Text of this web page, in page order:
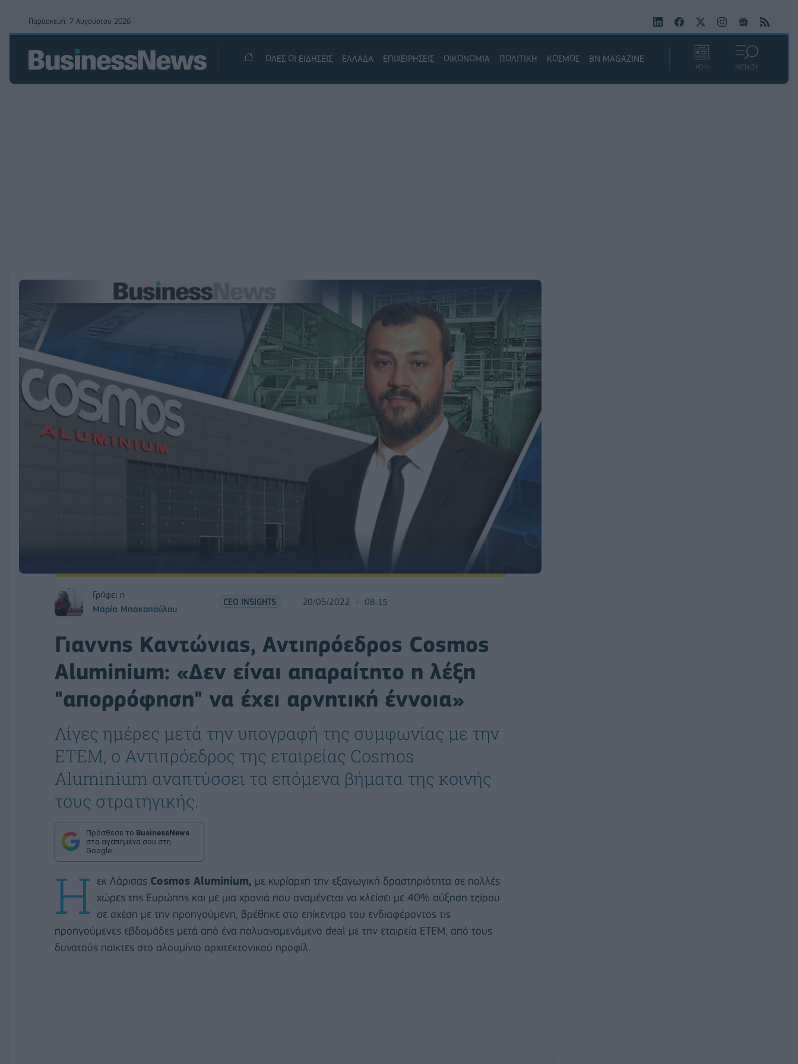
Παρασκευή, 7 Αυγούστου 2026
ΟΛΕΣ ΟΙ ΕΙΔΗΣΕΙΣ ΕΛΛΑΔΑ ΕΠΙΧΕΙΡΗΣΕΙΣ ΟΙΚΟΝΟΜΙΑ ΠΟΛΙΤΙΚΗ ΚΟΣΜΟΣ BN MAGAZINE
ΡΟΗ ΜΕΝΟΥ
Γράφει η
Μαρία Μπακοπούλου
CEO INSIGHTS 20/05/2022 08:15
Γιαννης Καντώνιας, Αντιπρόεδρος Cosmos
Aluminium: «Δεν είναι απαραίτητο η λέξη
"απορρόφηση" να έχει αρνητική έννοια»
Λίγες ημέρες μετά την υπογραφή της συμφωνίας με την
ETEM, ο Αντιπρόεδρος της εταιρείας Cosmos
Aluminium αναπτύσσει τα επόμενα βήματα της κοινής
τους στρατηγικής.
Πρόσθεσε το BusinessNews
στα αγαπημένα σου στη
Google
Η εκ Λάρισας Cosmos Aluminium, με κυρίαρχη την εξαγωγική δραστηριότητα σε πολλές
χώρες της Ευρώπης και με μια χρονιά που αναμένεται να κλείσει με 40% αύξηση τζίρου
σε σχέση με την προηγούμενη, βρέθηκε στο επίκεντρο του ενδιαφέροντος τις
προηγούμενες εβδομάδες μετά από ένα πολυαναμενόμενο deal με την εταιρεία ΕΤΕΜ, από τους
δυνατούς παίκτες στο αλουμίνιο αρχιτεκτονικού προφίλ.